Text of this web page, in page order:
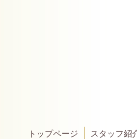
トップページ スタッフ紹